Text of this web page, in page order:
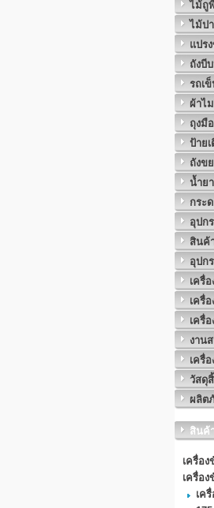
ไม้ถู
ไม้ป
แปร
ถังบี
รถเ
ผ้าไ
ถุงมื
ป้าย
ถังข
น้ำย
กระ
อุปก
สินค้
อุปก
เครื่
เครื่
เครื่
งาน
เครื่อ
วัสดุ
ผลิต
สินค้
เครื่อ
เครื่อ
เค